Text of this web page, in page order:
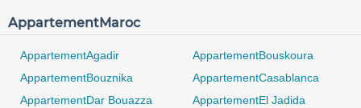
0 / 500
AppartementMaroc
AppartementAgadir
AppartementBouskoura
AppartementBouznika
AppartementCasablanca
AppartementDar Bouazza
AppartementEl Jadida